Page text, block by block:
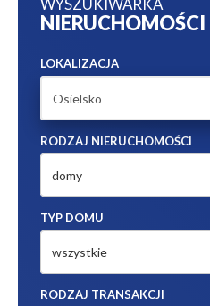
WYSZUKIWARKA
NIERUCHOMOŚCI
LOKALIZACJA
RODZAJ NIERUCHOMOŚCI
domy
TYP DOMU
wszystkie
RODZAJ TRANSAKCJI